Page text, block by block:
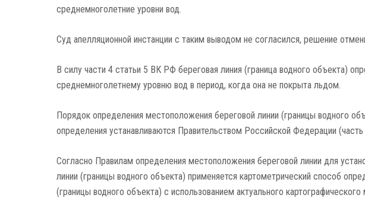
среднемноголетние уровни вод.
Суд апелляционной инстанции с таким выводом не согласился, решение
В силу части 4 статьи 5 ВК РФ береговая линия (граница водного объекта)
среднемноголетнему уровню вод в период, когда она не покрыта льдом.
Порядок определения местоположения береговой линии (границы водного
определения устанавливаются Правительством Российской Федерации
Согласно Правилам определения местоположения береговой линии для
линии (границы водного объекта) применяется картометрический способ
(границы водного объекта) с использованием актуального